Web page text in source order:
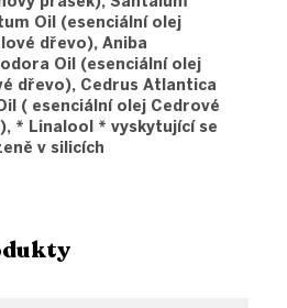
Oil (esenciální olej
dřevo), Aniba
Oil (esenciální olej
dřevo), Cedrus Atlantica
( esenciální olej Cedrové
* Linalool * vyskytující se
v silicích